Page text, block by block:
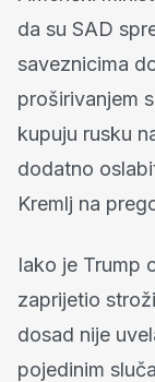
da su SAD
saveznicima
proširivanjem
kupuju rusku
dodatno
Kremlj na
Iako je Trump
zaprijetio
dosad nije
pojedinim